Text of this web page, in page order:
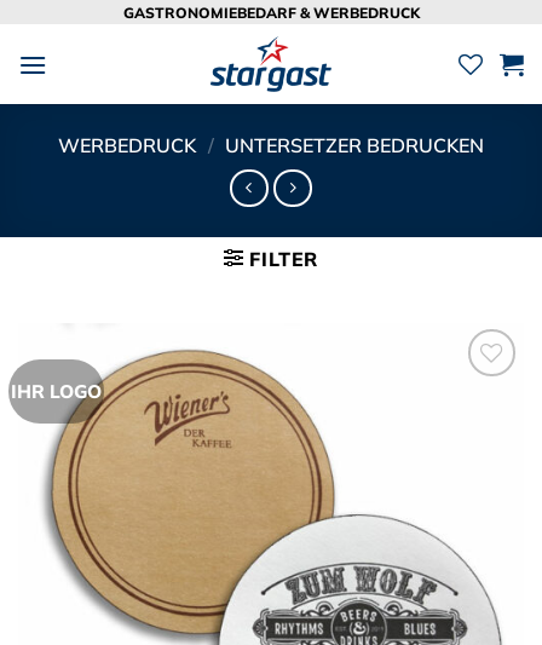
springen
GASTRONOMIEBEDARF & WERBEDRUCK
WERBEDRUCK / UNTERSETZER BEDRUCKEN
FILTER
IHR LOGO